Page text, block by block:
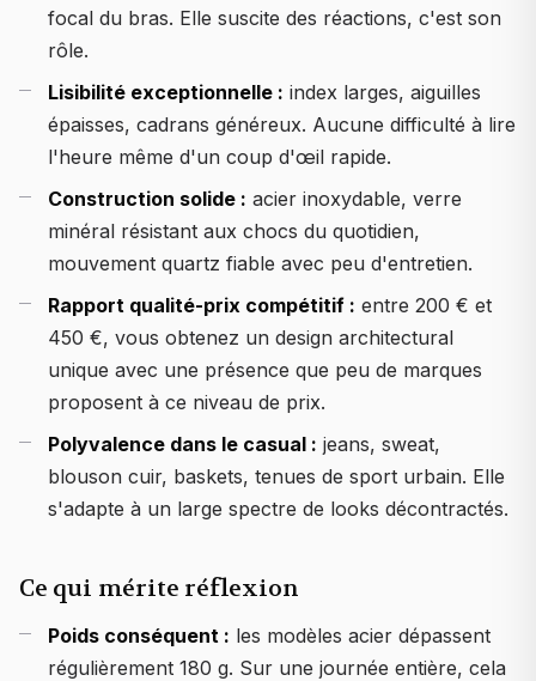
focal du bras. Elle suscite des réactions, c'est son
rôle.
Lisibilité exceptionnelle : index larges, aiguilles
épaisses, cadrans généreux. Aucune difficulté à lire
l'heure même d'un coup d'œil rapide.
Construction solide : acier inoxydable, verre
minéral résistant aux chocs du quotidien,
mouvement quartz fiable avec peu d'entretien.
Rapport qualité-prix compétitif : entre 200 € et
450 €, vous obtenez un design architectural
unique avec une présence que peu de marques
proposent à ce niveau de prix.
Polyvalence dans le casual : jeans, sweat,
blouson cuir, baskets, tenues de sport urbain. Elle
s'adapte à un large spectre de looks décontractés.
Ce qui mérite réflexion
Poids conséquent : les modèles acier dépassent
régulièrement 180 g. Sur une journée entière, cela